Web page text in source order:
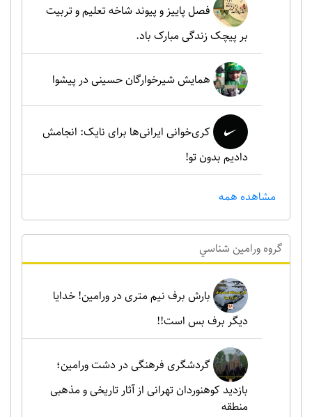
فصل پاییز و پیوند شاخه تعلیم و تربیت
بر پیچک زندگی مبارک باد.
همایش شیرخوارگان حسینی در پیشوا
کری‌خوانی ایرانی‌ها برای نایک: انجامش
دادیم بدون تو!
مشاهده همه
گروه ورامين شناسي
بارش برف نیم متری در ورامین! خدایا
دیگر برف بس است!!
گردشگری فرهنگی در دشت ورامین؛
بازدید کوهنوردان تهرانی از آثار تاریخی و مذهبی
منطقه